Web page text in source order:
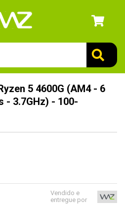
5 4600G (AM4 - 6
- 3.7GHz) - 100-
Vendido e
entregue por
º
gabinete